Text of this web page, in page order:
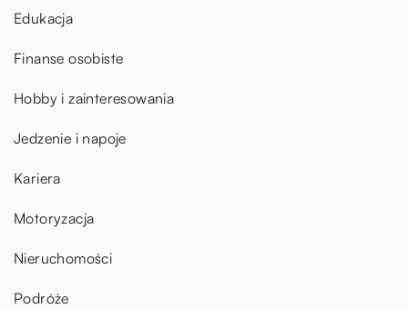
Edukacja
Finanse osobiste
Hobby i zainteresowania
Jedzenie i napoje
Kariera
Motoryzacja
Nieruchomości
Podróże